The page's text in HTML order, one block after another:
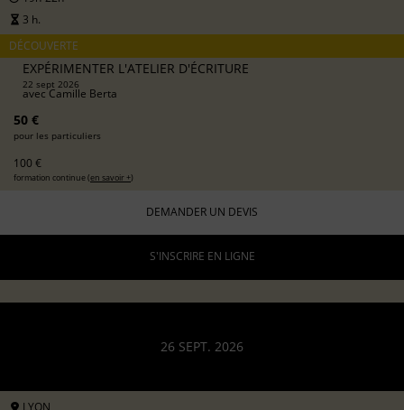
3 h.
DÉCOUVERTE
EXPÉRIMENTER L'ATELIER D'ÉCRITURE
22 sept 2026
avecCamille Berta
50 €
pour les particuliers
100 €
formation continue (en savoir +)
DEMANDER UN DEVIS
S'INSCRIRE EN LIGNE
26 SEPT. 2026
LYON